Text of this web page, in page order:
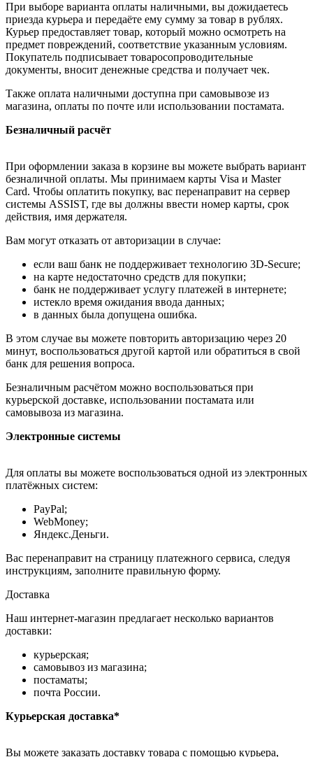
При выборе варианта оплаты наличными, вы дожидаетесь
приезда курьера и передаёте ему сумму за товар в рублях.
Курьер предоставляет товар, который можно осмотреть на
предмет повреждений, соответствие указанным условиям.
Покупатель подписывает товаросопроводительные
документы, вносит денежные средства и получает чек.
Также оплата наличными доступна при самовывозе из
магазина, оплаты по почте или использовании постамата.
Безналичный расчёт
При оформлении заказа в корзине вы можете выбрать вариант
безналичной оплаты. Мы принимаем карты Visa и Master
Card. Чтобы оплатить покупку, вас перенаправит на сервер
системы ASSIST, где вы должны ввести номер карты, срок
действия, имя держателя.
Вам могут отказать от авторизации в случае:
если ваш банк не поддерживает технологию 3D-Secure;
на карте недостаточно средств для покупки;
банк не поддерживает услугу платежей в интернете;
истекло время ожидания ввода данных;
в данных была допущена ошибка.
В этом случае вы можете повторить авторизацию через 20
минут, воспользоваться другой картой или обратиться в свой
банк для решения вопроса.
Безналичным расчётом можно воспользоваться при
курьерской доставке, использовании постамата или
самовывоза из магазина.
Электронные системы
Для оплаты вы можете воспользоваться одной из электронных
платёжных систем:
PayPal;
WebMoney;
Яндекс.Деньги.
Вас перенаправит на страницу платежного сервиса, следуя
инструкциям, заполните правильную форму.
Доставка
Наш интернет-магазин предлагает несколько вариантов
доставки:
курьерская;
самовывоз из магазина;
постаматы;
почта России.
Курьерская доставка*
Вы можете заказать доставку товара с помощью курьера,